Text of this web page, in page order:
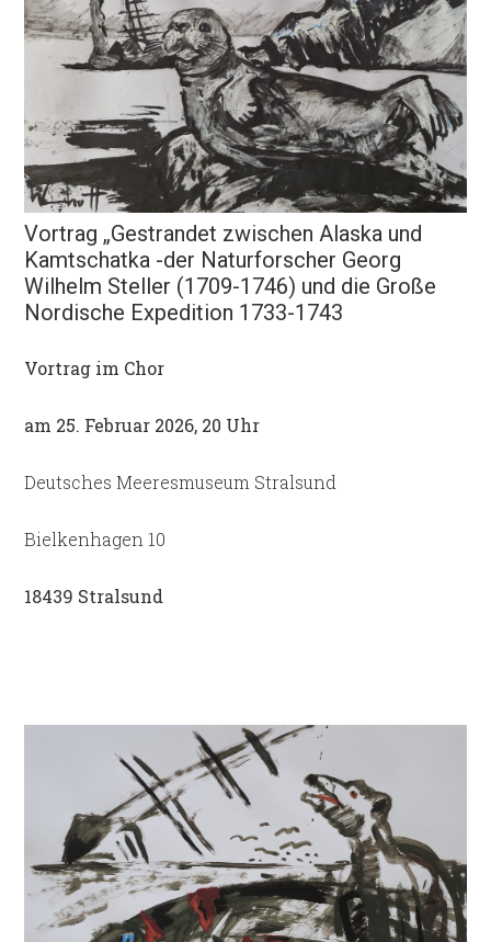
Vortrag „Gestrandet zwischen Alaska und
Kamtschatka -der Naturforscher Georg
Wilhelm Steller (1709-1746) und die Große
Nordische Expedition 1733-1743
Vortrag im Chor
am 25. Februar 2026, 20 Uhr
Deutsches Meeresmuseum Stralsund
Bielkenhagen 10
18439 Stralsund